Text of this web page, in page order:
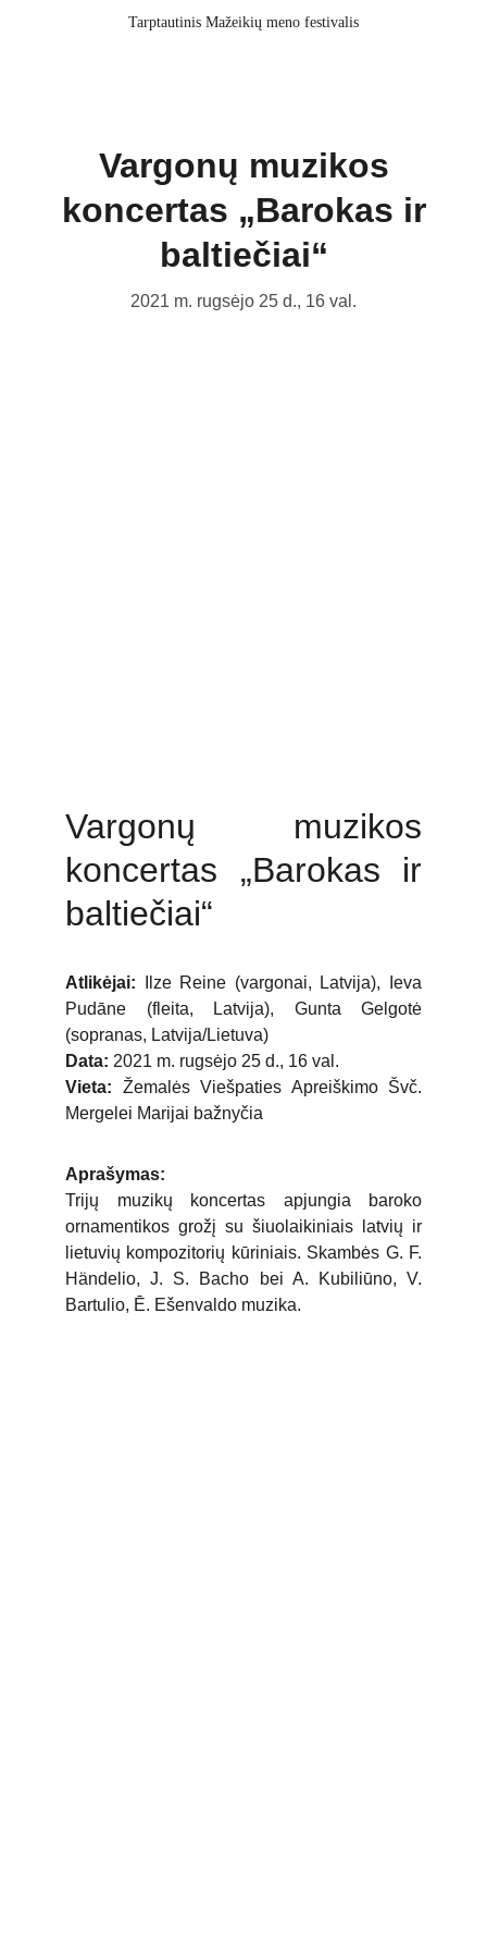
Tarptautinis Mažeikių meno festivalis
Vargonų muzikos
koncertas „Barokas ir
baltiečiai“
2021 m. rugsėjo 25 d., 16 val.
Vargonų muzikos
koncertas „Barokas ir
baltiečiai“
Atlikėjai: Ilze Reine (vargonai, Latvija), Ieva
Pudāne (fleita, Latvija), Gunta Gelgotė
(sopranas, Latvija/Lietuva)
Data: 2021 m. rugsėjo 25 d., 16 val.
Vieta: Žemalės Viešpaties Apreiškimo Švč.
Mergelei Marijai bažnyčia
Aprašymas:
Trijų muzikų koncertas apjungia baroko
ornamentikos grožį su šiuolaikiniais latvių ir
lietuvių kompozitorių kūriniais. Skambės G. F.
Händelio, J. S. Bacho bei A. Kubiliūno, V.
Bartulio, Ē. Ešenvaldo muzika.